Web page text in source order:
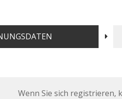
Wenn Sie sich registrieren,